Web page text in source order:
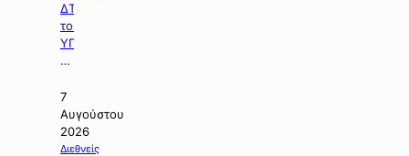
ΔΤ
του
ΥΠΠΕΝ
με
«Ειδικό
Χωροταξικό
Πλαίσιο
για
7
Αυγούστου
2026
Διεθνείς